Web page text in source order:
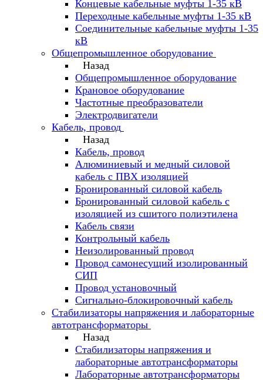
Концевые кабельные муфты 1-35 кВ
Переходные кабельные муфты 1-35 кВ
Соединительные кабельные муфты 1-35
кВ
Общепромышленное оборудование
Назад
Общепромышленное оборудование
Крановое оборудование
Частотные преобразователи
Электродвигатели
Кабель, провод
Назад
Кабель, провод
Алюминиевый и медный силовой
кабель с ПВХ изоляцией
Бронированный силовой кабель
Бронированный силовой кабель с
изоляцией из сшитого полиэтилена
Кабель связи
Контрольный кабель
Неизолированный провод
Провод самонесущий изолированный
СИП
Провод установочный
Сигнально-блокировочный кабель
Стабилизаторы напряжения и лабораторные
автотрансформаторы
Назад
Стабилизаторы напряжения и
лабораторные автотрансформаторы
Лабораторные автотрансформаторы